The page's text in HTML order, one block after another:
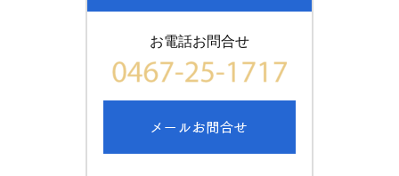
お電話お問合せ